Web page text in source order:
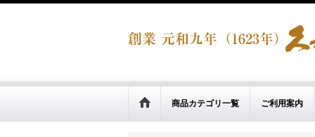
商品カテゴリ一覧 ご利用案内